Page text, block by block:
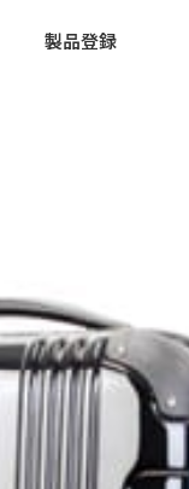
製品登録